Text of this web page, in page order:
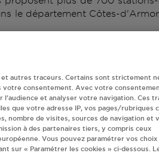
le département Côtes-
en
24/24
56 58
22500
autres traceurs. Certains sont strictement
consentement. Avec votre
et analyser votre navigation. Ces
que votre adresse IP, vos pages/rubriques
nombre de visites, sources de navigation et
à des partenaires tiers, y compris ceux
Vous pouvez paramétrer vos choix
sur « Paramétrer les cookies » ci-dessous.